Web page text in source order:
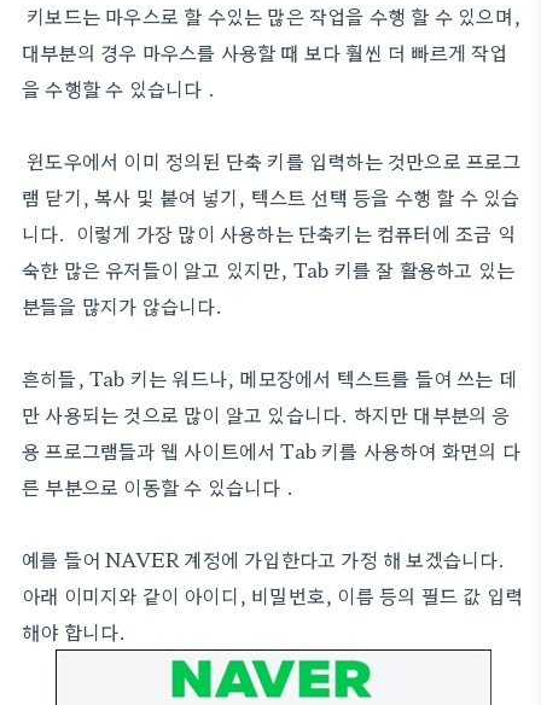
키보드는 마우스로 할 수있는 많은 작업을 수행 할 수 있으며,
대부분의 경우 마우스를 사용할 때 보다 훨씬 더 빠르게 작업
을 수행할 수 있습니다 .
윈도우에서 이미 정의된 단축 키를 입력하는 것만으로 프로그
램 닫기, 복사 및 붙여 넣기, 텍스트 선택 등을 수행 할 수 있습
니다. 이렇게 가장 많이 사용하는 단축키는 컴퓨터에 조금 익
숙한 많은 유저들이 알고 있지만, Tab 키를 잘 활용하고 있는
분들을 많지가 않습니다.
흔히들, Tab 키는 워드나, 메모장에서 텍스트를 들여 쓰는 데
만 사용되는 것으로 많이 알고 있습니다. 하지만 대부분의 응
용 프로그램들과 웹 사이트에서 Tab 키를 사용하여 화면의 다
른 부분으로 이동할 수 있습니다 .
예를 들어 NAVER 계정에 가입한다고 가정 해 보겠습니다.
아래 이미지와 같이 아이디, 비밀번호, 이름 등의 필드 값 입력
해야 합니다.